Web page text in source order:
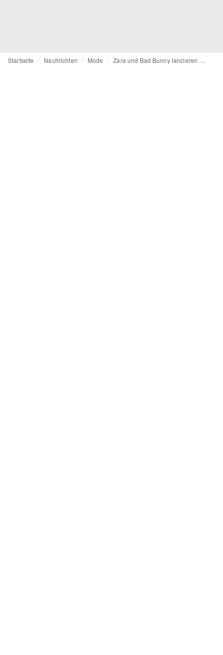
Startseite Nachrichten Mode